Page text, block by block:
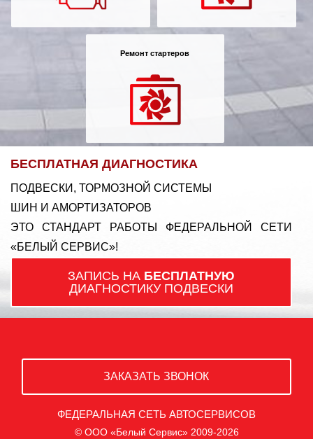
Ремонт стартеров
БЕСПЛАТНАЯ ДИАГНОСТИКА
ПОДВЕСКИ, ТОРМОЗНОЙ СИСТЕМЫ
ШИН И АМОРТИЗАТОРОВ
ЭТО СТАНДАРТ РАБОТЫ ФЕДЕРАЛЬНОЙ СЕТИ
«БЕЛЫЙ СЕРВИС»!
ЗАПИСЬ НА БЕСПЛАТНУЮ
ДИАГНОСТИКУ ПОДВЕСКИ
ЗАКАЗАТЬ ЗВОНОК
ФЕДЕРАЛЬНАЯ СЕТЬ АВТОСЕРВИСОВ
© ООО «Белый Сервис» 2009-2026